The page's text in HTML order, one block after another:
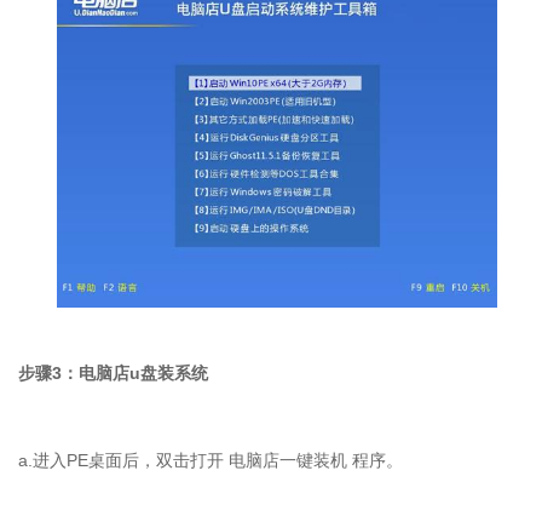
步骤3 ：电脑店u盘装系统
a. 进入 PE桌面后，双击打开 电脑店一键装机 程序。